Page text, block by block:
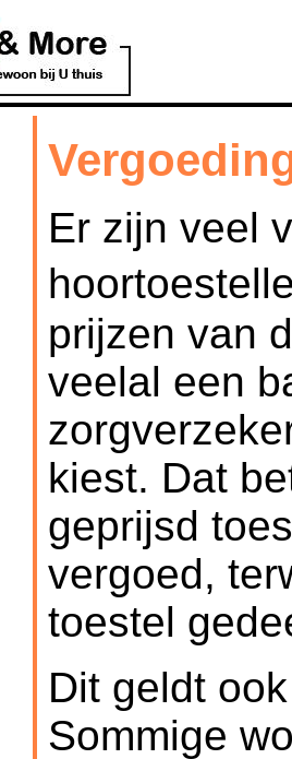
Er zijn veel
prijzen van
veelal een
kiest. Dat
geprijsd
vergoed,
toestel
Dit geldt
Sommige